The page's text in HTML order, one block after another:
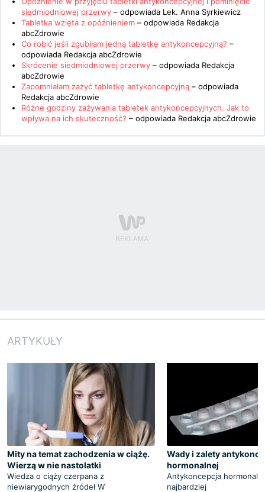
siedmiodniowej przerwy – odpowiada Lek. Anna Syrkiewicz
Tabletka wzięta z opóźnieniem – odpowiada Redakcja
abcZdrowie
Co robić jeśli zgubiłam jedną tabletkę antykoncepcyjną? –
odpowiada Redakcja abcZdrowie
Skrócenie siedmiodniowej przerwy – odpowiada Redakcja
abcZdrowie
Zapomniałam zażyć tabletkę antykoncepcyjną – odpowiada
Redakcja abcZdrowie
Różne godziny zażywania tabletek antykoncepcyjnych. Jak to
wpływa na ich skuteczność? – odpowiada Redakcja abcZdrowie
ARTYKUŁY
Mity na temat zachodzenia w ciążę.
Wierzą w nie nastolatki
Wiedza o ciąży czerpana z
niewiarygodnych źródeł W
Wady i zalety
hormonalnej
Antykoncepcja
najbardziej